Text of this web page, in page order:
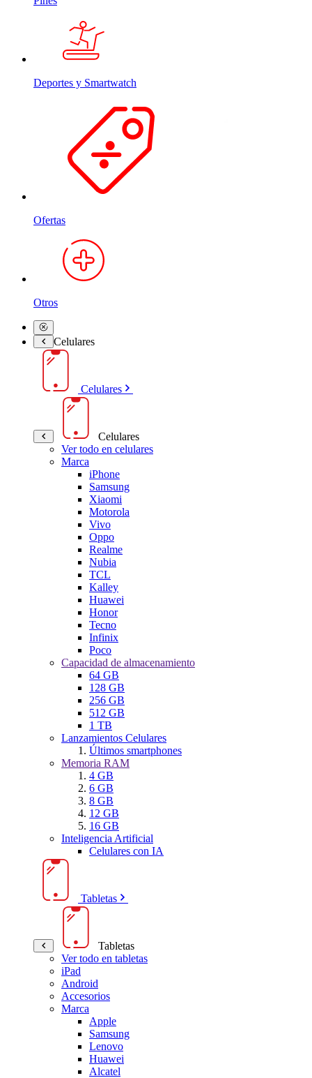
Deportes y Smartwatch
Ofertas
Otros
Celulares
Celulares
Celulares
Ver todo en celulares
Marca
iPhone
Samsung
Xiaomi
Motorola
Vivo
Oppo
Realme
Nubia
TCL
Kalley
Huawei
Honor
Tecno
Infinix
Poco
Capacidad de almacenamiento
64 GB
128 GB
256 GB
512 GB
1 TB
Lanzamientos Celulares
Últimos smartphones
Memoria RAM
4 GB
6 GB
8 GB
12 GB
16 GB
Inteligencia Artificial
Celulares con IA
Tabletas
Tabletas
Ver todo en tabletas
iPad
Android
Accesorios
Marca
Apple
Samsung
Lenovo
Huawei
Alcatel